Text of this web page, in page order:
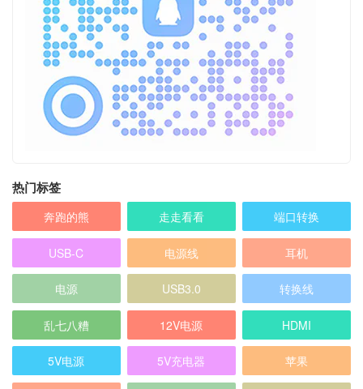
奔跑的熊
USB-C 电源线 耳机
电源 USB3.0 转换线
乱七八糟 12V电源 HDMI
5V电源 5V充电器 苹果
扩展坞 充电器 微软 Microsoft